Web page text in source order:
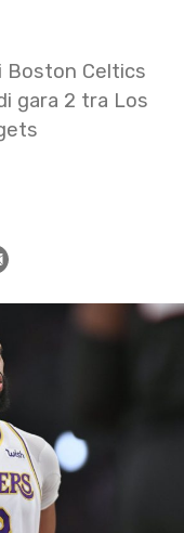
Boston Celtics
gara 2 tra Los